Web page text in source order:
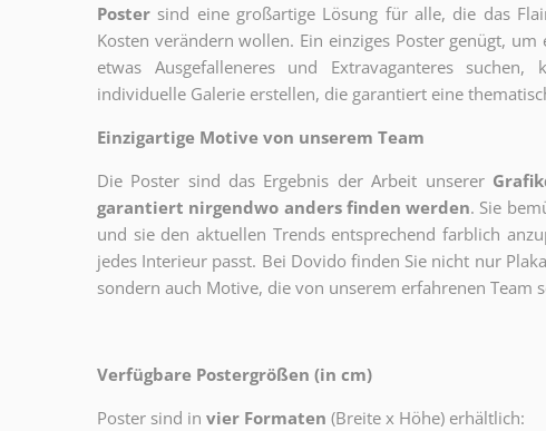
Poster sind eine großartige Lösung für alle, die das
Kosten verändern wollen. Ein einziges Poster genügt,
etwas Ausgefalleneres und Extravaganteres
individuelle Galerie erstellen, die garantiert eine
Einzigartige Motive von unserem Team
Die Poster sind das Ergebnis der Arbeit unserer
garantiert nirgendwo anders finden werden. Sie
und sie den aktuellen Trends entsprechend farblich
jedes Interieur passt. Bei Dovido finden Sie nicht nur
sondern auch Motive, die von unserem erfahrenen Team
Verfügbare Postergrößen (in cm)
Poster sind in vier Formaten (Breite x Höhe) erhältlich: